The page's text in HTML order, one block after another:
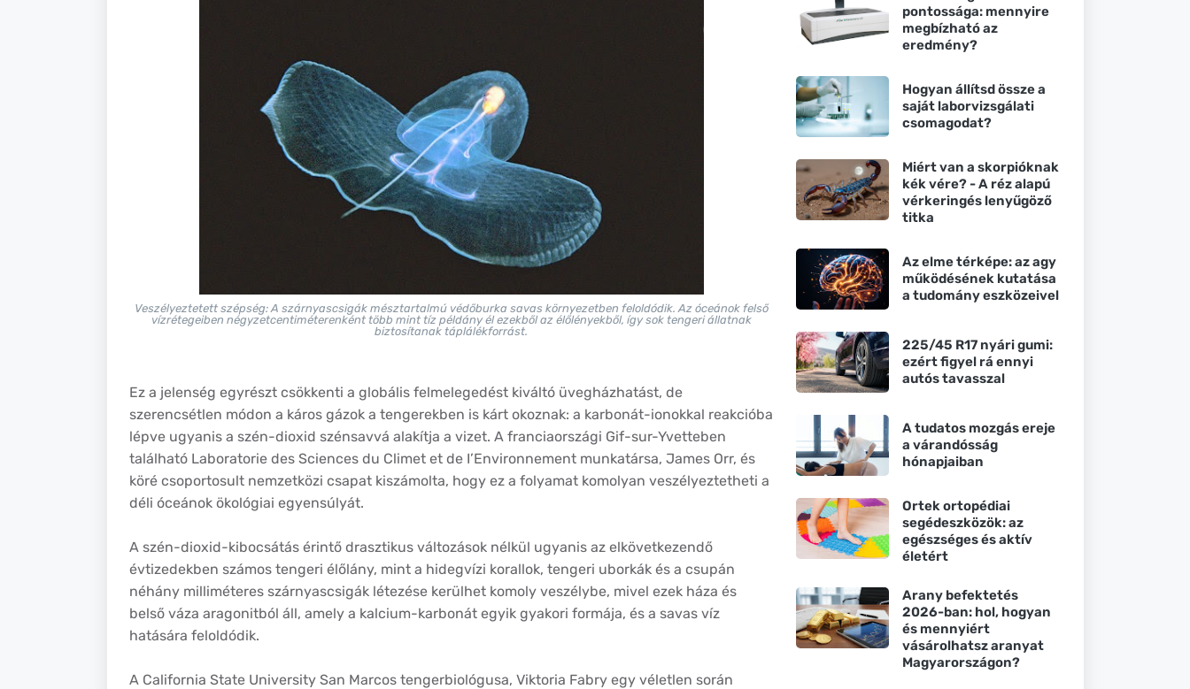
Veszélyeztetett szépség: A szárnyascsigák mésztartalmú védőburka savas környezetben feloldódik. Az óceánok felső
vízrétegeiben négyzetcentiméterenként több mint tíz példány él ezekből az élőlényekből, így sok tengeri állatnak
biztosítanak táplálékforrást.
Ez a jelenség egyrészt csökkenti a globális felmelegedést kiváltó üvegházhatást, de
szerencsétlen módon a káros gázok a tengerekben is kárt okoznak: a karbonát-ionokkal reakcióba
lépve ugyanis a szén-dioxid szénsavvá alakítja a vizet. A franciaországi Gif-sur-Yvetteben
található Laboratorie des Sciences du Climet et de I’Environnement munkatársa, James Orr, és
köré csoportosult nemzetközi csapat kiszámolta, hogy ez a folyamat komolyan veszélyeztetheti a
déli óceánok ökológiai egyensúlyát.
A szén-dioxid-kibocsátás érintő drasztikus változások nélkül ugyanis az elkövetkezendő
évtizedekben számos tengeri élőlány, mint a hidegvízi korallok, tengeri uborkák és a csupán
néhány milliméteres szárnyascsigák létezése kerülhet komoly veszélybe, mivel ezek háza és
belső váza aragonitból áll, amely a kalcium-karbonát egyik gyakori formája, és a savas víz
hatására feloldódik.
A California State University San Marcos tengerbiológusa, Viktoria Fabry egy véletlen során
pontossága: mennyire
megbízható az
eredmény?
Hogyan állítsd össze a
saját laborvizsgálati
csomagodat?
Miért van a skorpióknak
kék vére? - A réz alapú
vérkeringés lenyűgöző
titka
Az elme térképe: az agy
működésének kutatása
a tudomány eszközeivel
225/45 R17 nyári gumi:
ezért figyel rá ennyi
autós tavasszal
A tudatos mozgás ereje
a várandósság
hónapjaiban
Ortek ortopédiai
segédeszközök: az
egészséges és aktív
életért
Arany befektetés
2026-ban: hol, hogyan
és mennyiért
vásárolhatsz aranyat
Magyarországon?